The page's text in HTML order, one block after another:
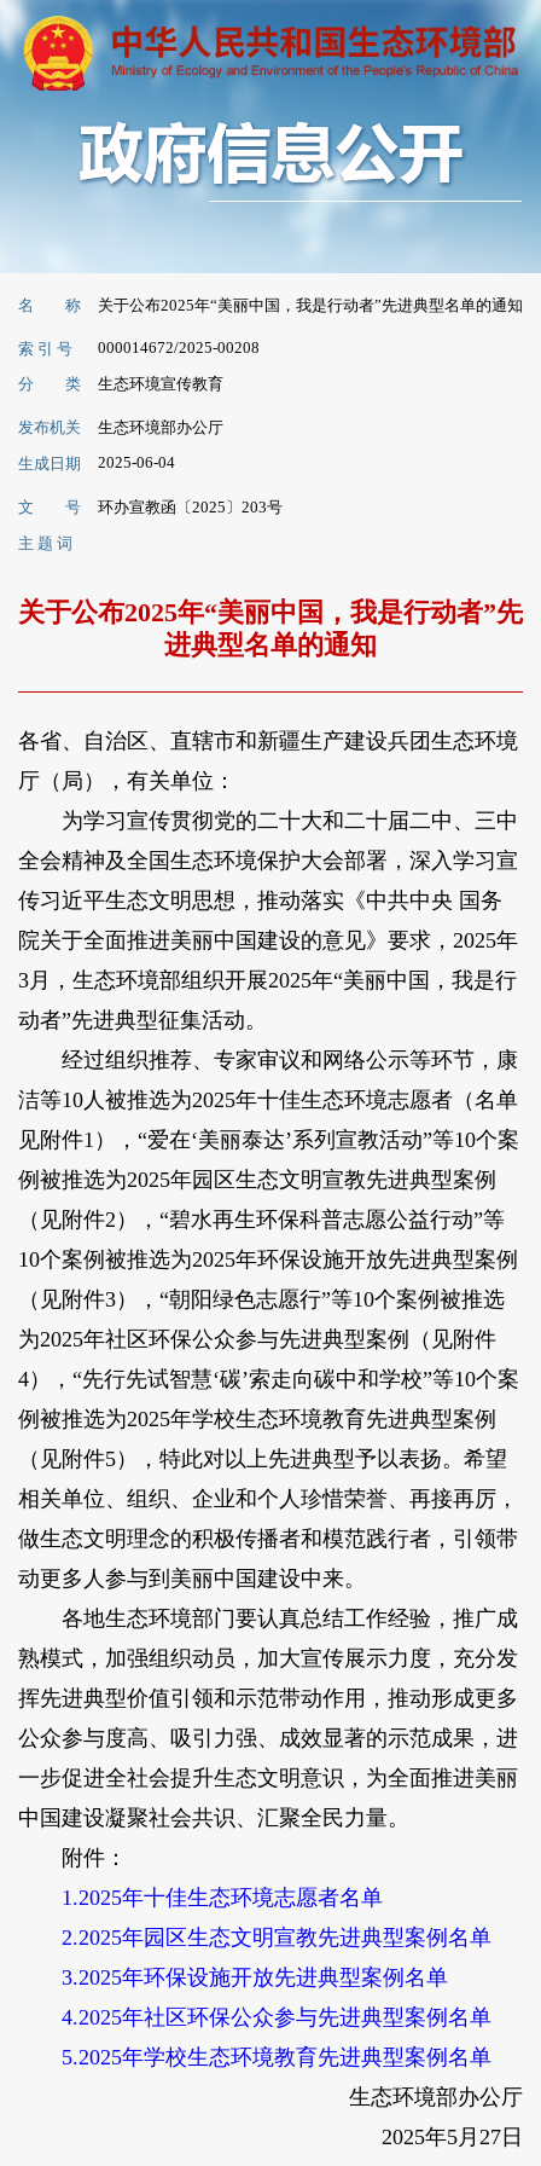
名 称 关于公布2025年“美丽中国，我是行动者”先进典型名单的通知
索 引 号 000014672/2025-00208
分 类 生态环境宣传教育
发布机关
生态环境部办公厅
生成日期
2025-06-04
文 号
环办宣教函〔2025〕203号
主 题 词
关于公布2025年“美丽中国，我是行动者”先
进典型名单的通知
各省、自治区、直辖市和新疆生产建设兵团生态环境
厅（局），有关单位：
为学习宣传贯彻党的二十大和二十届二中、三中
全会精神及全国生态环境保护大会部署，深入学习宣
传习近平生态文明思想，推动落实《中共中央 国务
院关于全面推进美丽中国建设的意见》要求，2025年
3月，生态环境部组织开展2025年“美丽中国，我是行
动者”先进典型征集活动。
经过组织推荐、专家审议和网络公示等环节，康
洁等10人被推选为2025年十佳生态环境志愿者（名单
见附件1），“爱在‘美丽泰达’系列宣教活动”等10个案
例被推选为2025年园区生态文明宣教先进典型案例
（见附件2），“碧水再生环保科普志愿公益行动”等
10个案例被推选为2025年环保设施开放先进典型案例
（见附件3），“朝阳绿色志愿行”等10个案例被推选
为2025年社区环保公众参与先进典型案例（见附件
4），“先行先试智慧‘碳’索走向碳中和学校”等10个案
例被推选为2025年学校生态环境教育先进典型案例
（见附件5），特此对以上先进典型予以表扬。希望
相关单位、组织、企业和个人珍惜荣誉、再接再厉，
做生态文明理念的积极传播者和模范践行者，引领带
动更多人参与到美丽中国建设中来。
各地生态环境部门要认真总结工作经验，推广成
熟模式，加强组织动员，加大宣传展示力度，充分发
挥先进典型价值引领和示范带动作用，推动形成更多
公众参与度高、吸引力强、成效显著的示范成果，进
一步促进全社会提升生态文明意识，为全面推进美丽
中国建设凝聚社会共识、汇聚全民力量。
附件：
1.2025年十佳生态环境志愿者名单
2.2025年园区生态文明宣教先进典型案例名单
3.2025年环保设施开放先进典型案例名单
4.2025年社区环保公众参与先进典型案例名单
5.2025年学校生态环境教育先进典型案例名单
生态环境部办公厅
2025年5月27日